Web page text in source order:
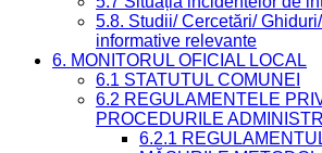
5.8. Studii/ Cercetări/
informative relevante
6. MONITORUL OFICIAL LOCAL
6.1 STATUTUL COMUNEI
6.2 REGULAMENTELE
PROCEDURILE
6.2.1